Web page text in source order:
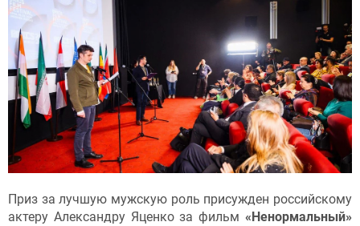
Приз за лучшую мужскую роль присужден российскому
актеру Александру Яценко за фильм «Ненормальный»